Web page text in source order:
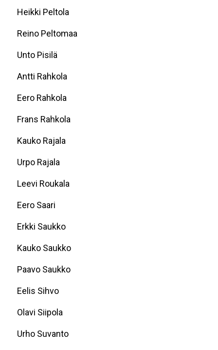
Heikki Peltola
Reino Peltomaa
Unto Pisilä
Antti Rahkola
Eero Rahkola
Frans Rahkola
Kauko Rajala
Urpo Rajala
Leevi Roukala
Eero Saari
Erkki Saukko
Kauko Saukko
Paavo Saukko
Eelis Sihvo
Olavi Siipola
Urho Suvanto